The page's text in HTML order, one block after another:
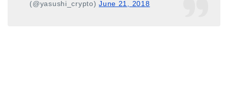
(@yasushi_crypto)June 21, 2018